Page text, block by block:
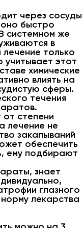
через сосуды
быстро
системном же
в
только
учитывает этот
химические
влиять на
сферы.
течения
от степени
лечение не
закапываний
обеспечить
ему подбирают
знает
глазного
лекарства